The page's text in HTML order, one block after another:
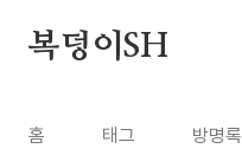
복덩이SH
홈 태그 방명록